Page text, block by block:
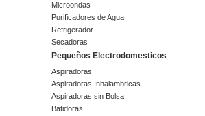
Microondas
Purificadores de Agua
Refrigerador
Secadoras
Pequeños Electrodomesticos
Aspiradoras
Aspiradoras Inhalambricas
Aspiradoras sin Bolsa
Batidoras